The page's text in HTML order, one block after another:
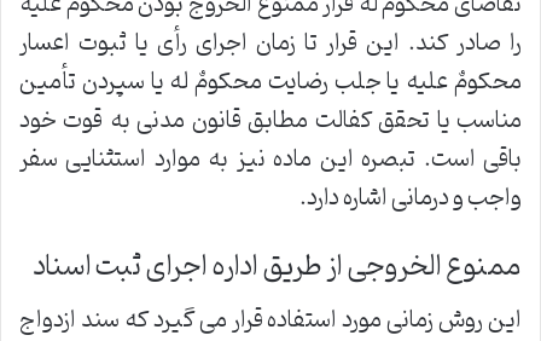
را صادر کند. این قرار تا زمان اجرای رأی یا ثبوت اعسار
محکومٌ علیه یا جلب رضایت محکومٌ له یا سپردن تأمین
مناسب یا تحقق کفالت مطابق قانون مدنی به قوت خود
باقی است. تبصره این ماده نیز به موارد استثنایی سفر
واجب و درمانی اشاره دارد.
ممنوع الخروجی از طریق اداره اجرای ثبت اسناد
این روش زمانی مورد استفاده قرار می گیرد که سند ازدواج